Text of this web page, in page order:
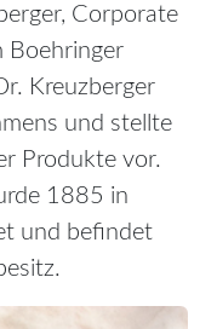
Corporate
Boehringer
Kreuzberger
und stellte
Produkte vor.
1885 in
und befindet